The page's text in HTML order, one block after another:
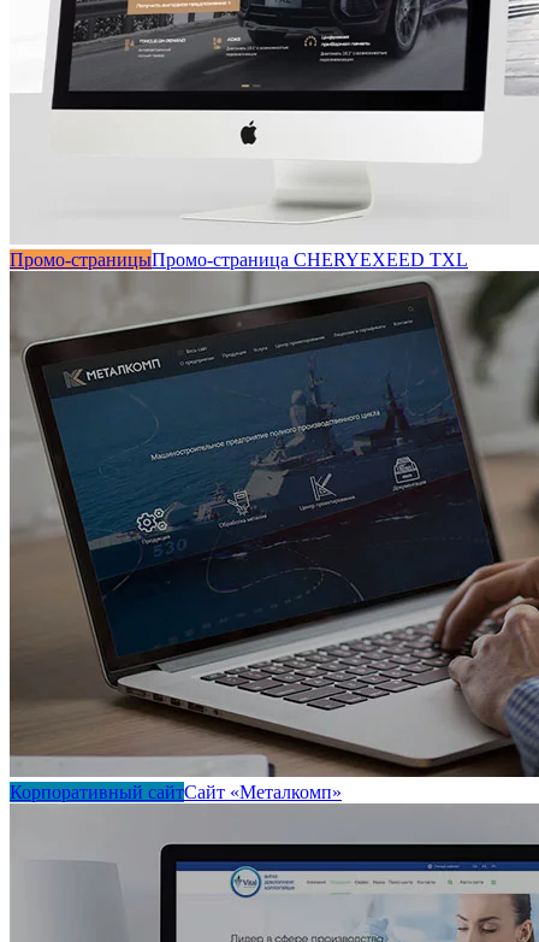
Промо-страницыПромо-страница CHERYEXEED TXL
Корпоративный сайтСайт «Металкомп»